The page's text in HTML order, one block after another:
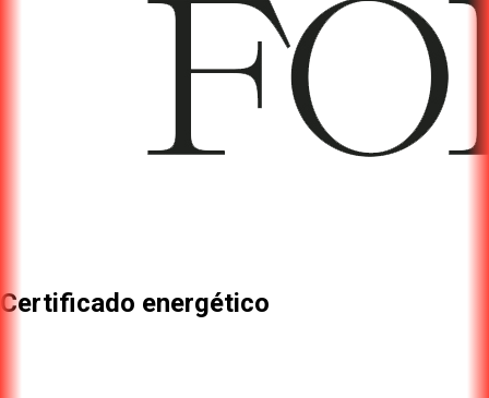
Certificado energético